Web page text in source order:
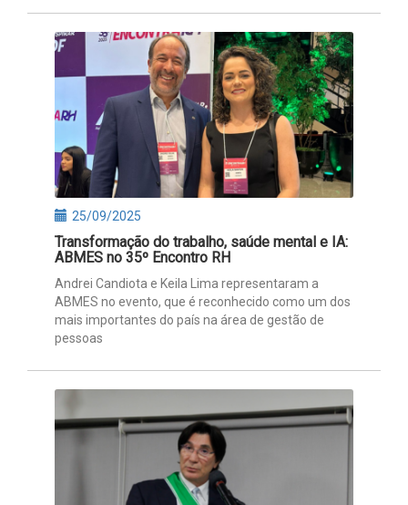
25/09/2025
Transformação do trabalho, saúde mental e IA:
ABMES no 35º Encontro RH
Andrei Candiota e Keila Lima representaram a
ABMES no evento, que é reconhecido como um dos
mais importantes do país na área de gestão de
pessoas